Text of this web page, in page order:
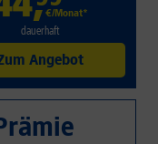
€/Monat*
dauerhaft
Angebot